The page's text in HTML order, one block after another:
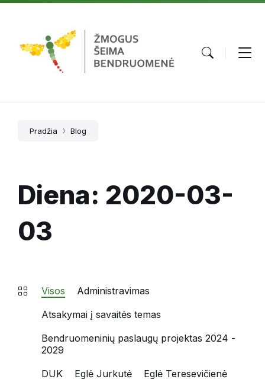
Skip
Skip
Skip
Pradžia Blog
Diena: 2020-03-
03
Visos
Administravimas
Atsakymai į savaitės temas
Bendruomeninių paslaugų projektas 2024 -
2029
DUK
Eglė Jurkutė
Eglė Teresevičienė